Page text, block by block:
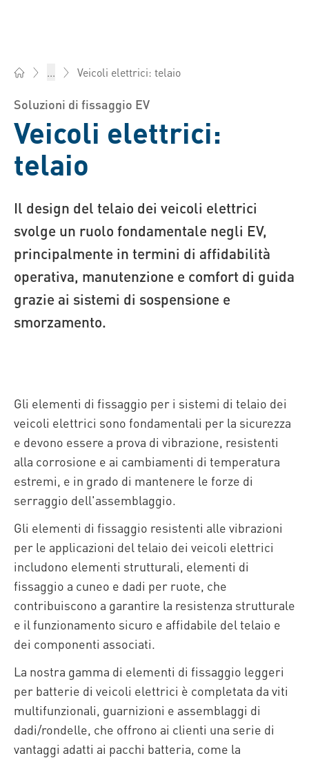
... Veicoli elettrici: telaio
Soluzioni di fissaggio EV
Veicoli elettrici:
telaio
Il design del telaio dei veicoli elettrici
svolge un ruolo fondamentale negli EV,
principalmente in termini di affidabilità
operativa, manutenzione e comfort di guida
grazie ai sistemi di sospensione e
smorzamento.
Gli elementi di fissaggio per i sistemi di telaio dei
veicoli elettrici sono fondamentali per la sicurezza
e devono essere a prova di vibrazione, resistenti
alla corrosione e ai cambiamenti di temperatura
estremi, e in grado di mantenere le forze di
serraggio dell'assemblaggio.
Gli elementi di fissaggio resistenti alle vibrazioni
per le applicazioni del telaio dei veicoli elettrici
includono elementi strutturali, elementi di
fissaggio a cuneo e dadi per ruote, che
contribuiscono a garantire la resistenza strutturale
e il funzionamento sicuro e affidabile del telaio e
dei componenti associati.
La nostra gamma di elementi di fissaggio leggeri
per batterie di veicoli elettrici è completata da viti
multifunzionali, guarnizioni e assemblaggi di
dadi/rondelle, che offrono ai clienti una serie di
vantaggi adatti ai pacchi batteria, come la